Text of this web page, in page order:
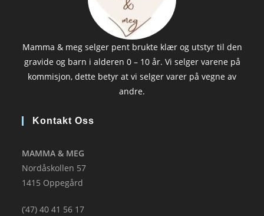
Mamma & meg selger pent brukte klær og utstyr til den
gravide og barn i alderen 0 – 10 år. Vi selger varene på
kommisjon, dette betyr at vi selger varer på vegne av
andre.
Kontakt Oss
MAMMA & MEG
Nordåskollen 57
1415 Oppegård
(’47) 40 41 56 17